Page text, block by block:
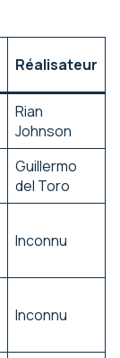
Réalisateur
Rian
Johnson
Guillermo
del Toro
Inconnu
Inconnu